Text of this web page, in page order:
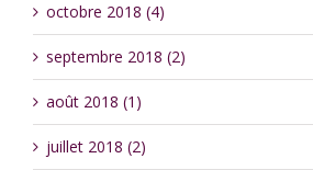
octobre 2018 (4)
septembre 2018 (2)
août 2018 (1)
juillet 2018 (2)